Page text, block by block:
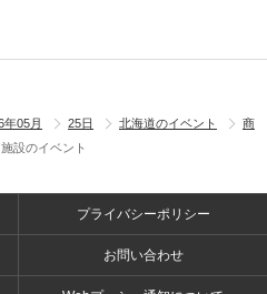
年05月 25日 北海道のイベント
商
設のイベント
プライバシーポリシー
お問い合わせ